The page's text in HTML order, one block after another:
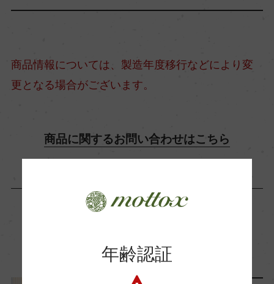
16％
+1
商品情報については、製造年度移行などにより変
更となる場合がございます。
商品に関するお問い合わせはこちら
年齢認証